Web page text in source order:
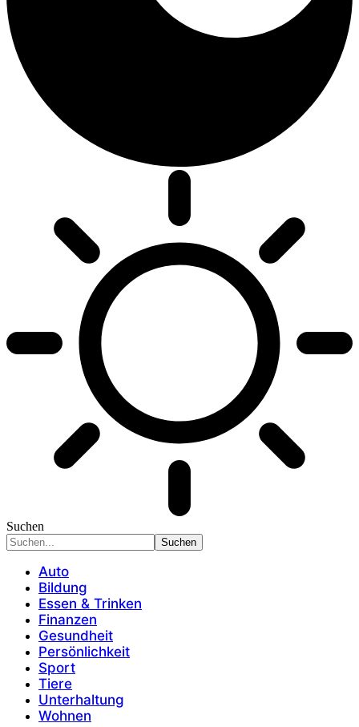
Suchen
Auto
Bildung
Essen & Trinken
Finanzen
Gesundheit
Persönlichkeit
Sport
Tiere
Unterhaltung
Wohnen